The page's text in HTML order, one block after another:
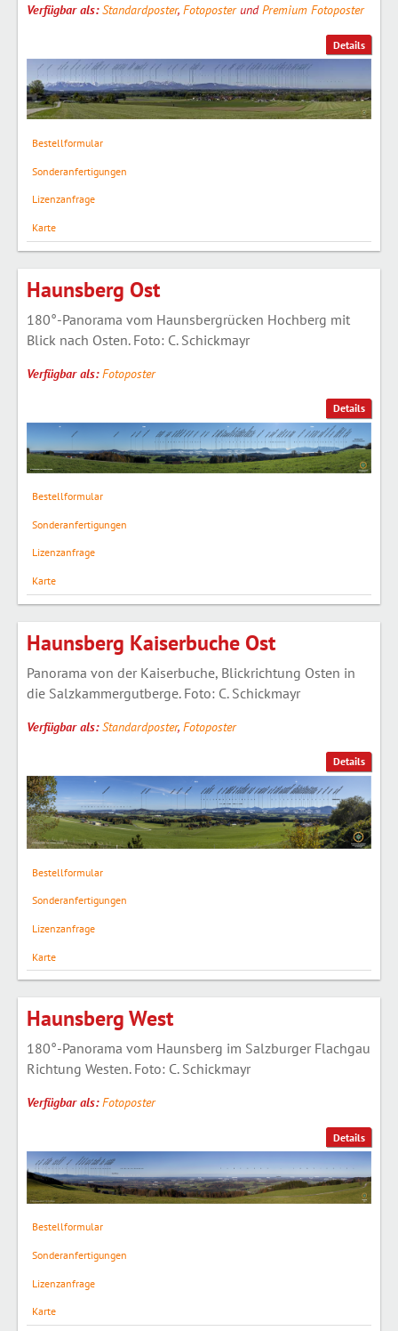
Details
Verfügbar als:Standardposter, FotoposterundPremium Fotoposter
Bestellformular
Sonderanfertigungen
Lizenzanfrage
Karte
Details
Haunsberg Ost
180°-Panorama vom Haunsbergrücken Hochberg mit
Blick nach Osten. Foto: C. Schickmayr
Verfügbar als:Fotoposter
Bestellformular
Sonderanfertigungen
Lizenzanfrage
Karte
Details
Haunsberg Kaiserbuche Ost
Panorama von der Kaiserbuche, Blickrichtung Osten in
die Salzkammergutberge. Foto: C. Schickmayr
Verfügbar als:Standardposter, Fotoposter
Bestellformular
Sonderanfertigungen
Lizenzanfrage
Karte
Details
Haunsberg West
180°-Panorama vom Haunsberg im Salzburger Flachgau
Richtung Westen. Foto: C. Schickmayr
Verfügbar als:Fotoposter
Bestellformular
Sonderanfertigungen
Lizenzanfrage
Karte